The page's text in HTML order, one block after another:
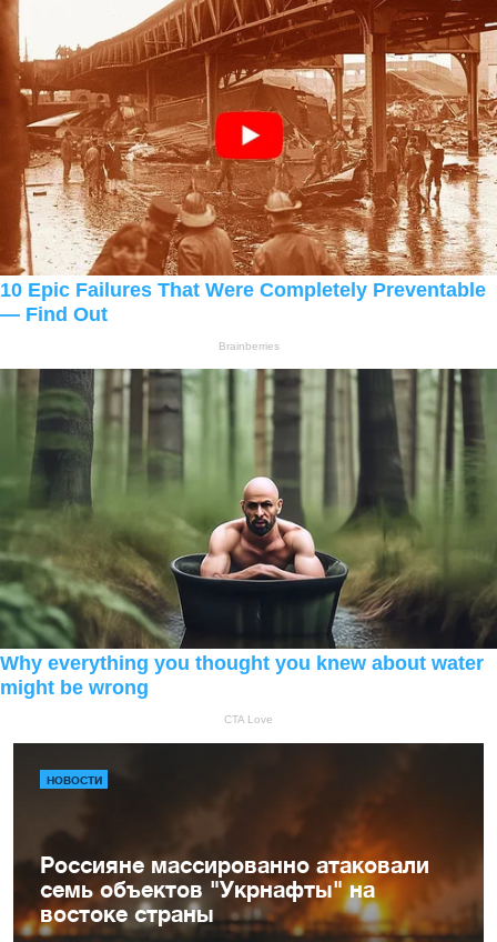
НОВОСТИ
Россияне массированно атаковали
семь объектов "Укрнафты" на
востоке страны